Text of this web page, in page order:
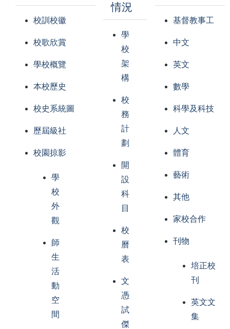
校訓校徽
校歌欣賞
學校概覽
本校歷史
校史系統圖
歷屆級社
校園掠影
學
校
外
觀
師
生
活
動
空
間
情況
學
校
架
構
校
務
計
劃
開
設
科
目
校
曆
表
文
憑
試
傑
基督教事工
中文
英文
數學
科學及科技
人文
體育
藝術
其他
家校合作
刊物
培正校
刊
英文文
集